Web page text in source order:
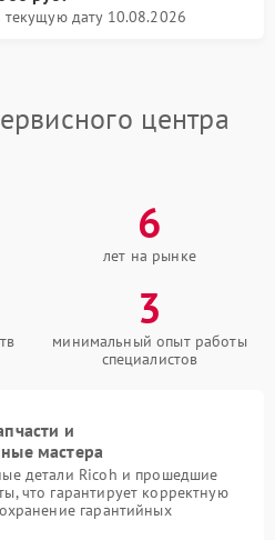
текущую дату 10.08.2026
центра
6
лет на рынке
3
минимальный опыт работы
специалистов
и
мастера
детали Ricoh и прошедшие
что гарантирует корректную
гарантийных